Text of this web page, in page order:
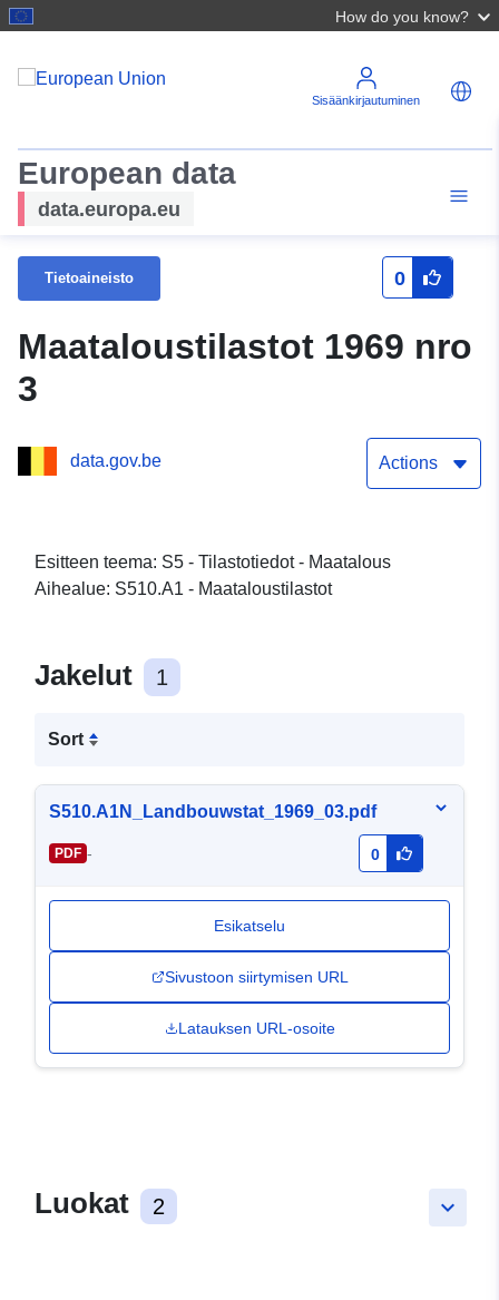
How do you know?
Sisäänkirjautuminen
European data
data.europa.eu
Tietoaineisto 0
Maataloustilastot 1969 nro
3
data.gov.be Actions
Esitteen teema: S5 - Tilastotiedot - Maatalous
Aihealue: S510.A1 - Maataloustilastot
Jakelut 1
Sort
S510.A1N_Landbouwstat_1969_03.pdf
PDF - 0
Esikatselu
Sivustoon siirtymisen URL
Latauksen URL-osoite
keyboard_arrow_down
Luokat 2